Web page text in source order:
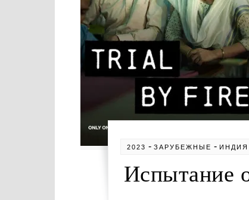
2023 -ЗАРУБЕЖНЫЕ -ИНДИЯ
Испытание